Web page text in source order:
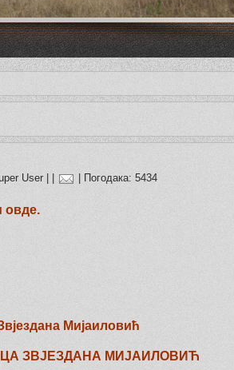
User| | Погодака: 5434
овде.
Мијаиловић
ЗВЈЕЗДАНА МИЈАИЛОВИЋ